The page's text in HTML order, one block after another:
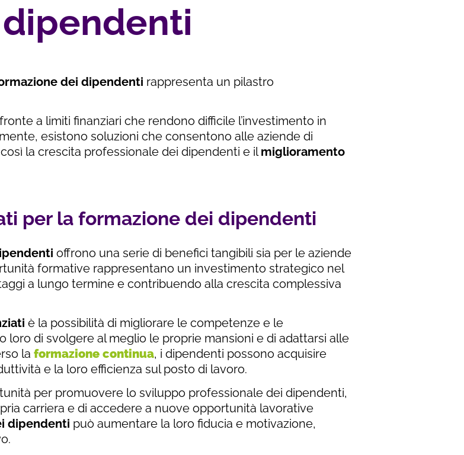
dei dipendenti rappresenta un pilastro
a limiti finanziari che rendono difficile l’investimento in
esistono soluzioni che consentono alle aziende di
la crescita professionale dei dipendenti e ilmiglioramento
per la formazione dei dipendenti
offrono una serie di benefici tangibili sia per le aziende
formative rappresentano un investimento strategico nel
a lungo termine e contribuendo alla crescita complessiva
è la possibilità di migliorare le competenze e le
di svolgere al meglio le proprie mansioni e di adattarsi alle
la formazione continua, i dipendenti possono acquisire
e la loro efficienza sul posto di lavoro.
per promuovere lo sviluppo professionale dei dipendenti,
carriera e di accedere a nuove opportunità lavorative
dipendenti può aumentare la loro fiducia e motivazione,